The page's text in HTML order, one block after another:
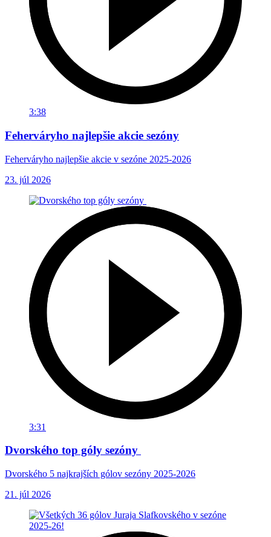
3:38
Feherváryho najlepšie akcie sezóny
Feherváryho najlepšie akcie v sezóne 2025-2026
23. júl 2026
3:31
Dvorského top góly sezóny
Dvorského 5 najkrajších gólov sezóny 2025-2026
21. júl 2026